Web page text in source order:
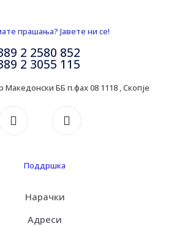
прашања? Јавете ни се!
2 2580 852
2 3055 115
Македонски ББ п.фах 08 1118 , Скопје
Поддршка
Нарачки
Адреси